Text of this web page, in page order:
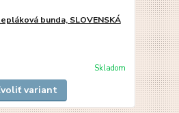
bunda, SLOVENSKÁ
Skladom
variant